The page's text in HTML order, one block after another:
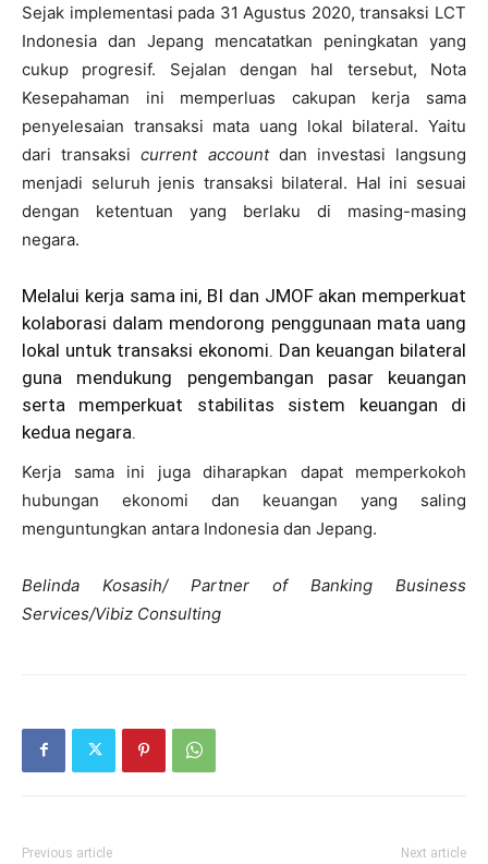
Sejak implementasi pada 31 Agustus 2020, transaksi LCT
Indonesia dan Jepang mencatatkan peningkatan yang
cukup progresif. Sejalan dengan hal tersebut, Nota
Kesepahaman ini memperluas cakupan kerja sama
penyelesaian transaksi mata uang lokal bilateral. Yaitu
dari transaksicurrent accountdan investasi langsung
menjadi seluruh jenis transaksi bilateral. Hal ini sesuai
dengan ketentuan yang berlaku di masing-masing
negara.
Melalui kerja sama ini, BI dan JMOF akan memperkuat
kolaborasi dalam mendorong penggunaan mata uang
lokal untuk transaksi ekonomi. Dan keuangan bilateral
guna mendukung pengembangan pasar keuangan
serta memperkuat stabilitas sistem keuangan di
kedua negara.
Kerja sama ini juga diharapkan dapat memperkokoh
hubungan ekonomi dan keuangan yang saling
menguntungkan antara Indonesia dan Jepang.
Belinda Kosasih/ Partner of Banking Business
Services/Vibiz Consulting
Previous article Next article